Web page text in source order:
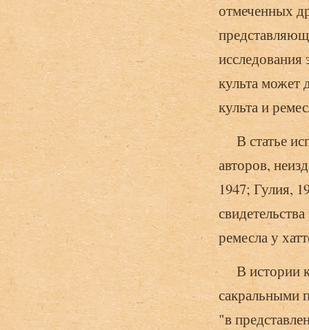
отмеченных
исследования
культа может
культа и
В статье
авторов,
1947; Гулия,
ремесла у
В истории
сакральными
"в